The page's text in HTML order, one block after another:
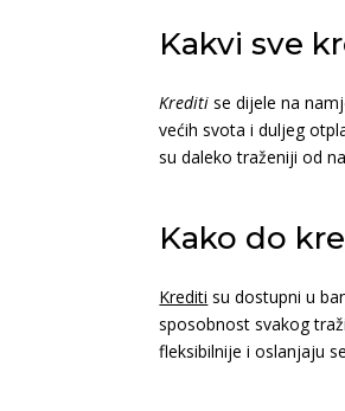
Kakvi sve
Krediti se dijele na
većih svota i duljeg
su daleko traženiji od
Kako do
Krediti su dostupni u
sposobnost svakog
fleksibilnije i oslanjaju